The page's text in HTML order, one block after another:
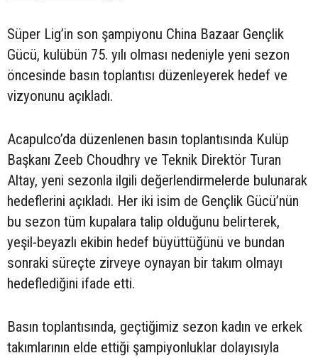
Süper Lig’in son şampiyonu China Bazaar Gençlik
Gücü, kulübün 75. yılı olması nedeniyle yeni sezon
öncesinde basın toplantısı düzenleyerek hedef ve
vizyonunu açıkladı.
Acapulco’da düzenlenen basın toplantısında Kulüp
Başkanı Zeeb Choudhry ve Teknik Direktör Turan
Altay, yeni sezonla ilgili değerlendirmelerde bulunarak
hedeflerini açıkladı. Her iki isim de Gençlik Gücü’nün
bu sezon tüm kupalara talip olduğunu belirterek,
yeşil-beyazlı ekibin hedef büyüttüğünü ve bundan
sonraki süreçte zirveye oynayan bir takım olmayı
hedeflediğini ifade etti.
Basın toplantısında, geçtiğimiz sezon kadın ve erkek
takımlarının elde ettiği şampiyonluklar dolayısıyla